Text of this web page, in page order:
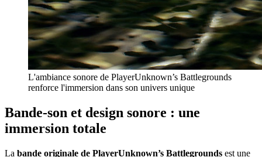
L'ambiance sonore de PlayerUnknown’s Battlegrounds
renforce l'immersion dans son univers unique
Bande-son et design sonore : une
immersion totale
La bande originale de PlayerUnknown’s Battlegrounds est une